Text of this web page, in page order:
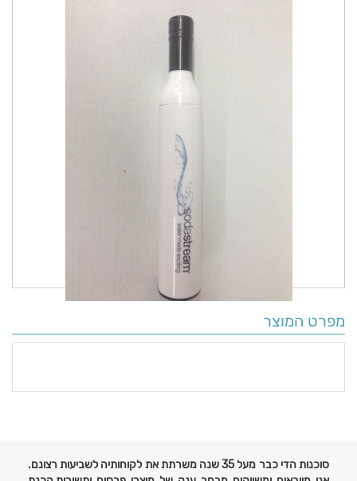
מפרט המוצר
סוכנות הדי כבר מעל 35 שנה משרתת את לקוחותיה לשביעות רצונם.